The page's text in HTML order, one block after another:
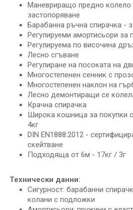
Маневриращо предно
застопоряване
Барабанна ръчна спирачка -
Регулируеми амортисьори за
Регулируема по височина
Лесно сгъване
Регулиране на посоката на
Многостепенен сенник с
Многостепенен наклон на
Лесно демонтиращи се
Крачна спирачка
Широка кошница за покупки
4кг
DIN EN1888:2012 -
скейтване
Подходяща от 6м - 17кг / 3г
Технически данни:
Сигурност: барабанни
колани с подложки